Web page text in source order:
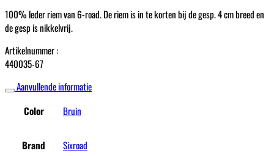
100% leder riem van 6-road. De riem is in te korten bij de gesp. 4 cm breed en
de gesp is nikkelvrij.
Artikelnummer :
440035-67
Aanvullende informatie
Color
Bruin
Brand Sixroad